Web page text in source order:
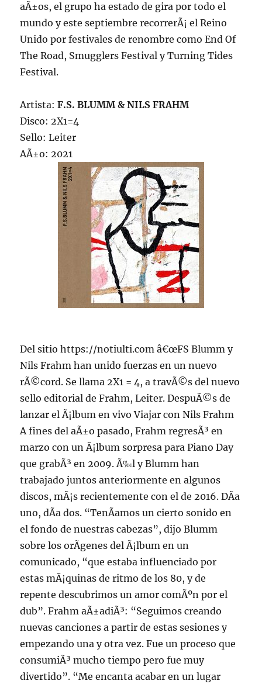
aÃ±os, el grupo ha estado de gira por todo el
mundo y este septiembre recorrerÃ¡ el Reino
Unido por festivales de renombre como End Of
The Road, Smugglers Festival y Turning Tides
Festival.
Artista:F.S. BLUMM & NILS FRAHM
Disco: 2X1=4
Sello: Leiter
AÃ±o: 2021
Del sitio https://notiulti.com â€œFS Blumm y
Nils Frahm han unido fuerzas en un nuevo
rÃ©cord. Se llama 2X1 = 4, a travÃ©s del nuevo
sello editorial de Frahm, Leiter. DespuÃ©s de
lanzar el Ã¡lbum en vivo Viajar con Nils Frahm
A fines del aÃ±o pasado, Frahm regresÃ³ en
marzo con un Ã¡lbum sorpresa para Piano Day
que grabÃ³ en 2009. Ã‰l y Blumm han
trabajado juntos anteriormente en algunos
discos, mÃ¡s recientemente con el de 2016. DÃ­a
uno, dÃ­a dos. “TenÃ­amos un cierto sonido en
el fondo de nuestras cabezas”, dijo Blumm
sobre los orÃ­genes del Ã¡lbum en un
comunicado, “que estaba influenciado por
estas mÃ¡quinas de ritmo de los 80, y de
repente descubrimos un amor comÃºn por el
dub”. Frahm aÃ±adiÃ³: “Seguimos creando
nuevas canciones a partir de estas sesiones y
empezando una y otra vez. Fue un proceso que
consumiÃ³ mucho tiempo pero fue muy
divertido”. “Me encanta acabar en un lugar